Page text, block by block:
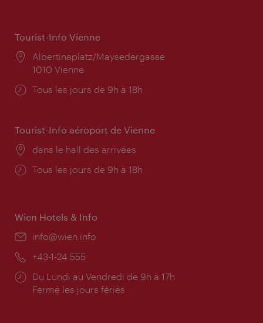
Tourist-Info Vienne
Lieu:
Albertinaplatz/Maysedergasse
1010 Vienne
Horaires
Tous les jours de 9h à 18h
Tourist-Info aéroport de Vienne
Lieu:
dans le hall des arrivées
Horaires
Tous les jours de 9h à 18h
Wien Hotels & Info
E-
info@wien.info
Téléphone:
+43-1-24 555
Horaires
d'ouverture:
Du Lundi au Vendredi de 9h à 17h
Fermé les jours fériés